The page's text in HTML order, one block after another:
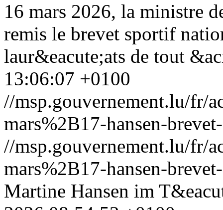
16 mars 2026, la ministre
remis le brevet sportif
laur&eacute;ats de tout
13:06:07 +0100
//msp.gouvernement.lu/fr/
mars%2B17-hansen-
//msp.gouvernement.lu/fr/
mars%2B17-hansen-
Martine Hansen im